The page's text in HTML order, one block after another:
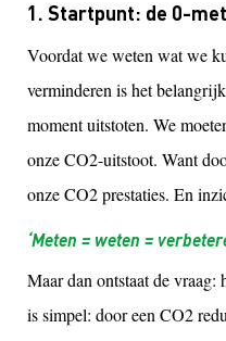
1. Startpunt: de 0-
Voordat we weten wat we
verminderen is het
moment uitstoten. We
onze CO2-uitstoot. Want
onze CO2 prestaties. En
‘Meten = weten =
Maar dan ontstaat de vraag:
is simpel: door een CO2